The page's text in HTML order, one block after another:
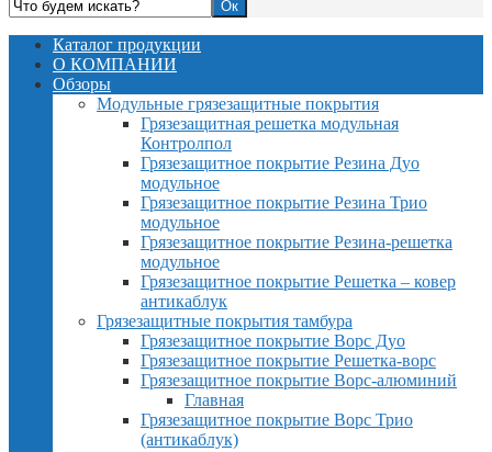
Каталог продукции
О КОМПАНИИ
Обзоры
Модульные грязезащитные покрытия
Грязезащитная решетка модульная
Контролпол
Грязезащитное покрытие Резина Дуо
модульное
Грязезащитное покрытие Резина Трио
модульное
Грязезащитное покрытие Резина-решетка
модульное
Грязезащитное покрытие Решетка – ковер
антикаблук
Грязезащитные покрытия тамбура
Грязезащитное покрытие Ворс Дуо
Грязезащитное покрытие Решетка-ворс
Грязезащитное покрытие Ворс-алюминий
Главная
Грязезащитное покрытие Ворс Трио
(антикаблук)